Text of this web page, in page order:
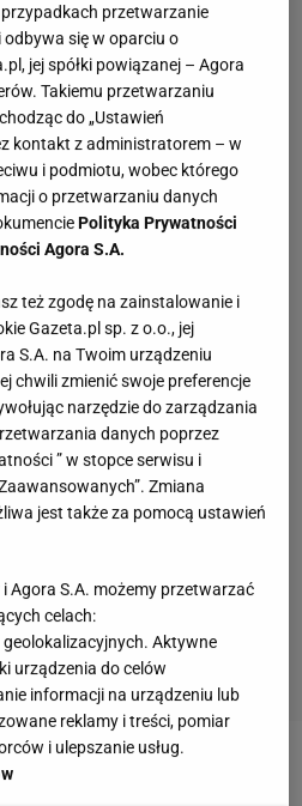
Europy zostaje w
przypadkach przetwarzanie
się w oparciu o
jej spółki powiązanej – Agora
Takiemu przetwarzaniu
do „Ustawień
kontakt z administratorem – w
i podmiotu, wobec którego
o przetwarzaniu danych
Polityka Prywatności
Agora S.A.
też zgodę na zainstalowanie i
Gazeta.pl sp. z o.o., jej
S.A. na Twoim urządzeniu
chwili zmienić swoje preferencje
narzędzie do zarządzania
danych poprzez
” w stopce serwisu i
Zmiana
jest także za pomocą ustawień
Agora S.A. możemy przetwarzać
celach:
geolokalizacyjnych. Aktywne
urządzenia do celów
informacji na urządzeniu lub
reklamy i treści, pomiar
i ulepszanie usług.